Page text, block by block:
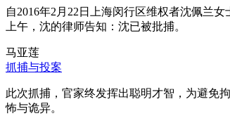
自2016年2月22日上海闵行区维权者沈佩兰
上午，沈的律师告知：沈已被批捕。
马亚莲
抓捕与投案
此次抓捕，官家终发挥出聪明才智，为避免
怖与诡异。